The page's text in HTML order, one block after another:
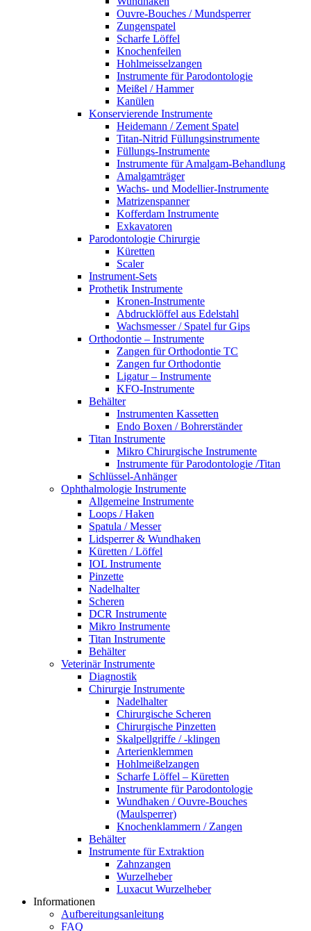
Ouvre-Bouches / Mundsperrer
Zungenspatel
Scharfe Löffel
Knochenfeilen
Hohlmeisselzangen
Instrumente für Parodontologie
Meißel / Hammer
Kanülen
Konservierende Instrumente
Heidemann / Zement Spatel
Titan-Nitrid Füllungsinstrumente
Füllungs-Instrumente
Instrumente für Amalgam-Behandlung
Amalgamträger
Wachs- und Modellier-Instrumente
Matrizenspanner
Kofferdam Instrumente
Exkavatoren
Parodontologie Chirurgie
Küretten
Scaler
Instrument-Sets
Prothetik Instrumente
Kronen-Instrumente
Abdrucklöffel aus Edelstahl
Wachsmesser / Spatel fur Gips
Orthodontie – Instrumente
Zangen für Orthodontie TC
Zangen fur Orthodontie
Ligatur – Instrumente
KFO-Instrumente
Behälter
Instrumenten Kassetten
Endo Boxen / Bohrerständer
Titan Instrumente
Mikro Chirurgische Instrumente
Instrumente für Parodontologie /Titan
Schlüssel-Anhänger
Ophthalmologie Instrumente
Allgemeine Instrumente
Loops / Haken
Spatula / Messer
Lidsperrer & Wundhaken
Küretten / Löffel
IOL Instrumente
Pinzette
Nadelhalter
Scheren
DCR Instrumente
Mikro Instrumente
Titan Instrumente
Behälter
Veterinär Instrumente
Diagnostik
Chirurgie Instrumente
Nadelhalter
Chirurgische Scheren
Chirurgische Pinzetten
Skalpellgriffe / -klingen
Arterienklemmen
Hohlmeißelzangen
Scharfe Löffel – Küretten
Instrumente für Parodontologie
Wundhaken / Ouvre-Bouches
(Maulsperrer)
Knochenklammern / Zangen
Behälter
Instrumente für Extraktion
Zahnzangen
Wurzelheber
Luxacut Wurzelheber
Informationen
Aufbereitungsanleitung
FAQ